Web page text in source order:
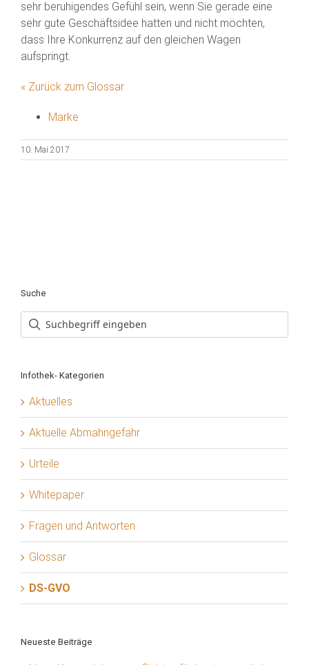
sehr beruhigendes Gefühl sein, wenn Sie gerade eine
sehr gute Geschäftsidee hatten und nicht möchten,
dass Ihre Konkurrenz auf den gleichen Wagen
aufspringt.
« Zurück zum Glossar
Marke
10. Mai 2017
Suche
Infothek- Kategorien
Aktuelles
Aktuelle Abmahngefahr
Urteile
Whitepaper
Fragen und Antworten
Glossar
DS-GVO
Neueste Beiträge